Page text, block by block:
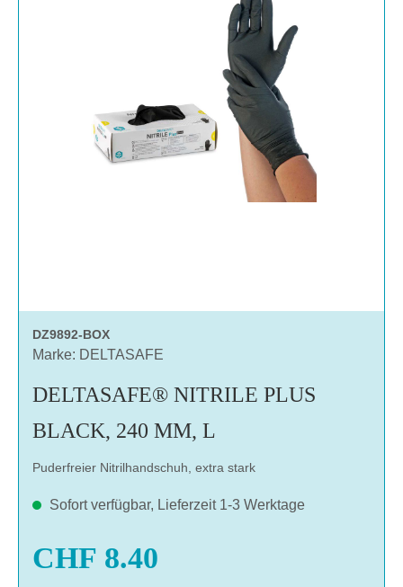
DZ9892-BOX
Marke: DELTASAFE
DELTASAFE® NITRILE PLUS
BLACK, 240 MM, L
Puderfreier Nitrilhandschuh, extra stark
Sofort verfügbar, Lieferzeit 1-3 Werktage
CHF 8.40